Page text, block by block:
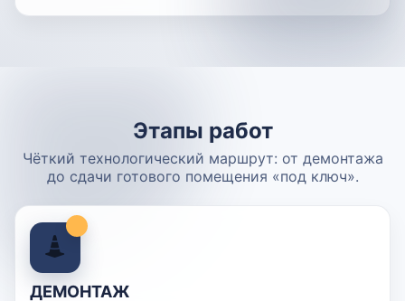
Этапы работ
Чёткий технологический маршрут: от демонтажа
до сдачи готового помещения «под ключ».
ДЕМОНТАЖ